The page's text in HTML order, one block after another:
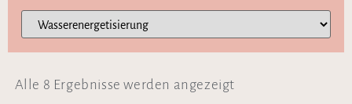
Alle 8 Ergebnisse werden angezeigt